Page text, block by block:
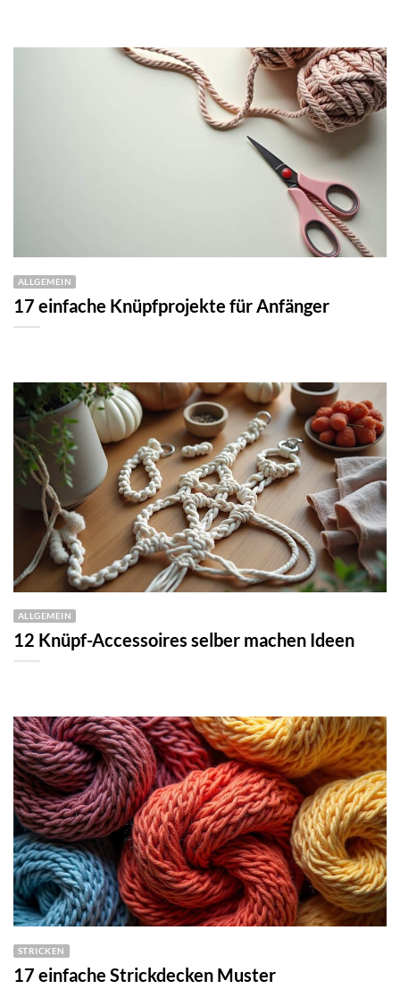
ALLGEMEIN
17 einfache Knüpfprojekte für Anfänger
ALLGEMEIN
12 Knüpf-Accessoires selber machen Ideen
STRICKEN
17 einfache Strickdecken Muster